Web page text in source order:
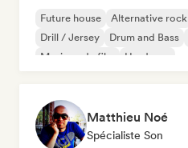
Future house Alternative rock
Drill / Jersey
Drum and Bass
Musique de film
Hardcore
Matthieu Noé
Spécialiste Son